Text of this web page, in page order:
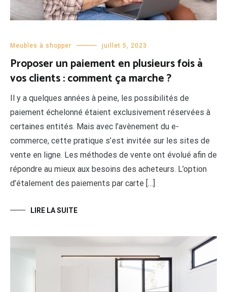
Meubles à shopper juillet 5, 2023
Proposer un paiement en plusieurs fois à
vos clients : comment ça marche ?
Il y a quelques années à peine, les possibilités de
paiement échelonné étaient exclusivement réservées à
certaines entités. Mais avec l’avènement du e-
commerce, cette pratique s’est invitée sur les sites de
vente en ligne. Les méthodes de vente ont évolué afin de
répondre au mieux aux besoins des acheteurs. L’option
d’étalement des paiements par carte […]
LIRE LA SUITE